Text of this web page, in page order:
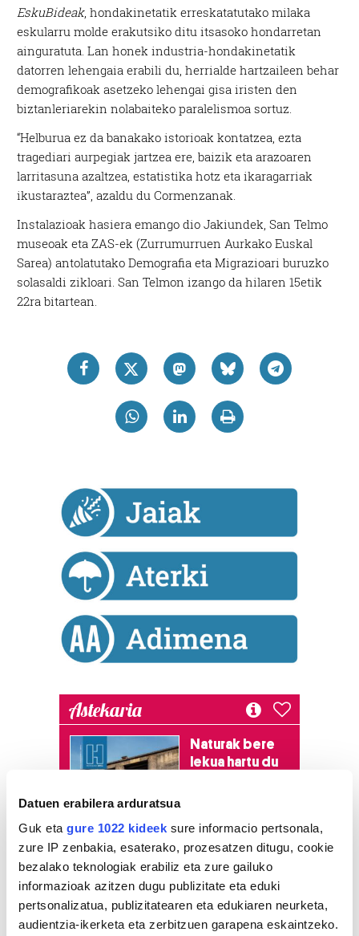
Datuen erabilera arduratsua
Guk eta gure 1022 kideek sure informacio pertsonala,
zure IP zenbakia, esaterako, prozesatzen ditugu, cookie
bezalako teknologiak erabiliz eta zure gailuko
informazioak azitzen dugu publizitate eta eduki
pertsonalizatua, publizitatearen eta edukiaren neurketa,
audientzia-ikerketa eta zerbitzuen garapena eskaintzeko.
EskuBideak, hondakinetatik erreskatatutako milaka
eskularru molde erakutsiko ditu itsasoko hondarretan
ainguratuta. Lan honek industria-hondakinetatik
datorren lehengaia erabili du, herrialde hartzaileen behar
demografikoak asetzeko lehengai gisa iristen den
biztanleriarekin nolabaiteko paralelismoa sortuz.
“Helburua ez da banakako istorioak kontatzea, ezta
tragediari aurpegiak jartzea ere, baizik eta arazoaren
larritasuna azaltzea, estatistika hotz eta ikaragarriak
ikustaraztea”, azaldu du Cormenzanak.
Instalazioak hasiera emango dio Jakiundek, San Telmo
museoak eta ZAS-ek (Zurrumurruen Aurkako Euskal
Sarea) antolatutako Demografia eta Migrazioari buruzko
solasaldi zikloari. San Telmon izango da hilaren 15etik
22ra bitartean.
Astekaria
Naturak bere
lekua hartu du
HARTU HITZA
Azken egunetako irakurrienak